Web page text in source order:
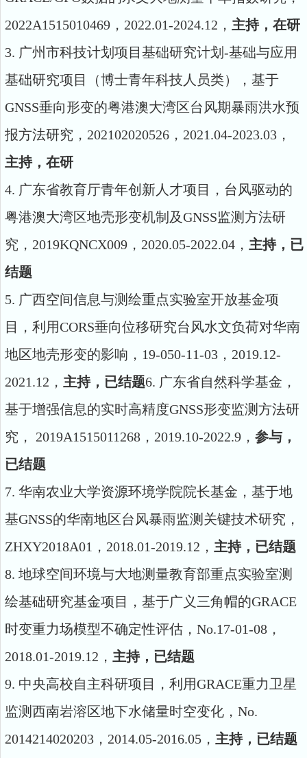
2022A1515010469 ， 2022.01-2024.12 ， 主持，在研
3. 广州市科技计划项目基础研究计划 -基础与应用
基础研究项目（博士青年科技人员类），基于
GNSS垂向形变的粤港澳大湾区台风期暴雨洪水预
报方法研究， 202102020526 ， 2021.04-2023.03 ，
主持，在研
4. 广东省教育厅青年创新人才项目，台风驱动的
粤港澳大湾区地壳形变机制及GNSS监测方法研
究， 2019KQNCX009 ， 2020.05-2022.04 ， 主持，已
结题
5. 广西空间信息与测绘重点实验室开放基金项
目，利用CORS垂向位移研究台风水文负荷对华南
地区地壳形变的影响， 19-050-11-03 ， 2019.12-
2021.12 ， 主持，已结题6. 广东省自然科学基金，
基于增强信息的实时高精度GNSS形变监测方法研
究， 2019A1515011268 ， 2019.10-2022.9 ， 参与，
已结题
7. 华南农业大学资源环境学院院长基金，基于地
基GNSS的华南地区台风暴雨监测关键技术研究，
ZHXY2018A01 ， 2018.01-2019.12 ， 主持，已结题
8. 地球空间环境与大地测量教育部重点实验室测
绘基础研究基金项目，基于广义三角帽的GRACE
时变重力场模型不确定性评估， No.17-01-08 ，
2018.01-2019.12 ， 主持，已结题
9. 中央高校自主科研项目 ，利用GRACE重力卫星
监测西南岩溶区地下水储量时空变化， No.
2014214020203 ， 2014.05-2016.05 ， 主持，已结题